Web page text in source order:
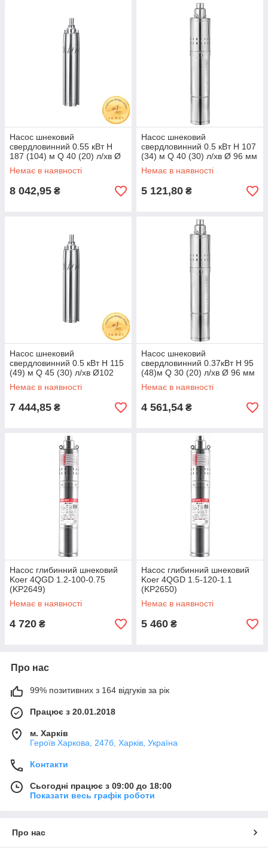
Насос шнековий
свердловинний 0.55 кВт H
187 (104) м Q 40 (20) л/хв Ø
127 мм AQUATICA (777224)
Немає в наявності
8 042,95 ₴
Насос шнековий
свердловинний 0.5 кВт H 107
(34) м Q 40 (30) л/хв Ø 96 мм
(нерж) AQUATICA (DONGYIN)
4QGD1.8-50-0.5
Немає в наявності
5 121,80 ₴
Насос шнековий
свердловинний 0.5 кВт H 115
(49) м Q 45 (30) л/хв Ø102
мм AQUATICA (777223)
Немає в наявності
7 444,85 ₴
Насос шнековий
свердловинний 0.37кВт H 95
(48)м Q 30 (20) л/хв Ø 96 мм
(нерж) AQUATICA (DONGYIN)
4QGD1.2-50-0.37
Немає в наявності
4 561,54 ₴
Насос глибинний шнековий
Koer 4QGD 1.2-100-0.75
(KP2649)
Немає в наявності
4 720 ₴
Насос глибинний шнековий
Koer 4QGD 1.5-120-1.1
(KP2650)
Немає в наявності
5 460 ₴
Про нас
99% позитивних з 164 відгуків за рік
Працює з 20.01.2018
м. Харків
Героїв Харкова, 247б, Харків, Україна
Контакти
Сьогодні працює з 09:00 до 18:00
Показати весь графік роботи
Про нас